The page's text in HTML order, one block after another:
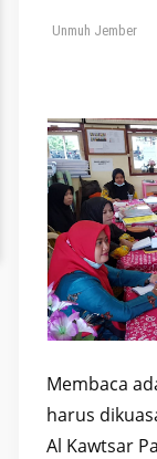
Unmuh Jember
Membaca
harus
Al Kawtsar